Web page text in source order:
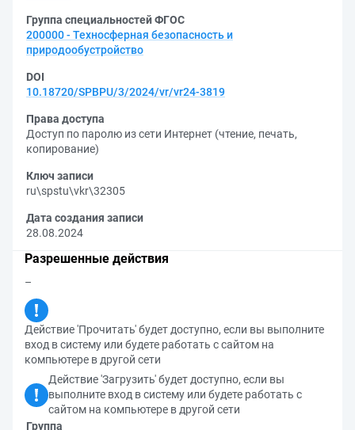
Группа специальностей ФГОС
200000 - Техносферная безопасность и
природообустройство
DOI
10.18720/SPBPU/3/2024/vr/vr24-3819
Права доступа
Доступ по паролю из сети Интернет (чтение, печать,
копирование)
Ключ записи
ru\spstu\vkr\32305
Дата создания записи
28.08.2024
Разрешенные действия
–
Действие 'Прочитать' будет доступно, если вы выполните
вход в систему или будете работать с сайтом на
компьютере в другой сети
Действие 'Загрузить' будет доступно, если вы
выполните вход в систему или будете работать с
сайтом на компьютере в другой сети
Группа